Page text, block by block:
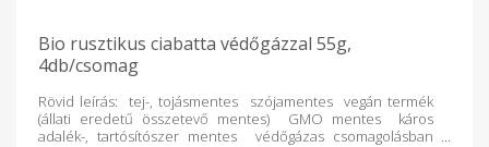
Bio rusztikus ciabatta védőgázzal 55g,
4db/csomag
Rövid leírás: tej-, tojásmentes szójamentes vegán termék
(állati eredetű összetevő mentes) GMO mentes káros
adalék-, tartósítószer mentes védőgázas csomagolásban